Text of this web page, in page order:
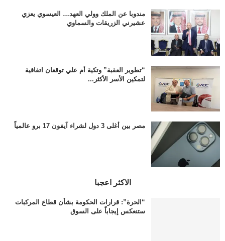
مندوبا عن الملك وولي العهد… العيسوي يعزي
عشيرني الزريقات والسماوي
“تطوير العقبة” وتكية أم علي توقعان اتفاقية
لتمكين الأسر الأكثر...
مصر بين أغلى 3 دول لشراء آيفون 17 برو عالمياً
الاكثر اعجبا
“الحرة”: قرارات الحكومة بشأن قطاع المركبات
ستنعكس إيجاباً على السوق